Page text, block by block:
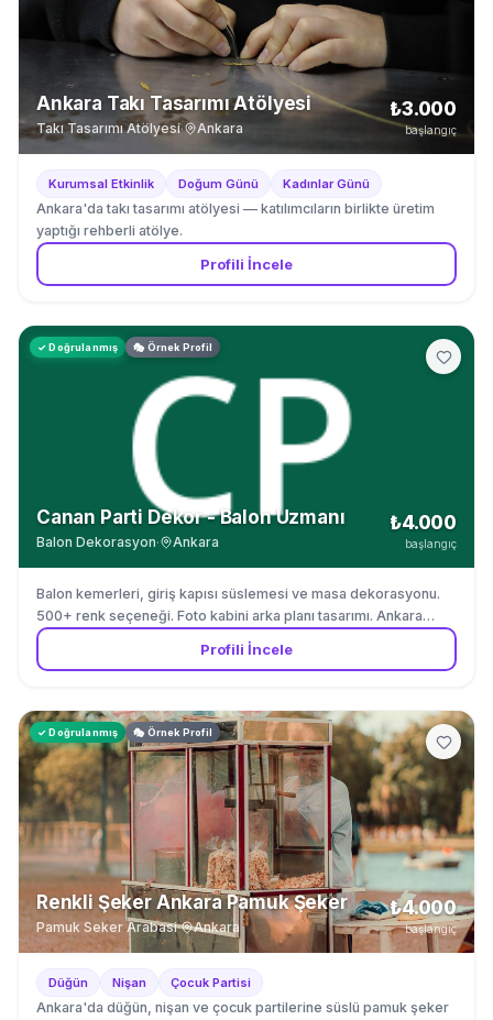
Ankara Takı Tasarımı Atölyesi
Takı Tasarımı Atölyesi· Ankara
₺3.000
başlangıç
Kurumsal Etkinlik Doğum Günü Kadınlar Günü
Ankara'da takı tasarımı atölyesi — katılımcıların birlikte üretim
yaptığı rehberli atölye.
Profili İncele
✓ Doğrulanmış 🎭 Örnek Profil
Canan Parti Dekor - Balon Uzmanı
Balon Dekorasyon· Ankara
₺4.000
başlangıç
Balon kemerleri, giriş kapısı süslemesi ve masa dekorasyonu.
500+ renk seçeneği. Foto kabini arka planı tasarımı. Ankara
merkez.
Profili İncele
✓ Doğrulanmış 🎭 Örnek Profil
Renkli Şeker Ankara Pamuk Şeker
Pamuk Seker Arabasi· Ankara
₺4.000
başlangıç
Düğün Nişan Çocuk Partisi
Ankara'da düğün, nişan ve çocuk partilerine süslü pamuk şeker